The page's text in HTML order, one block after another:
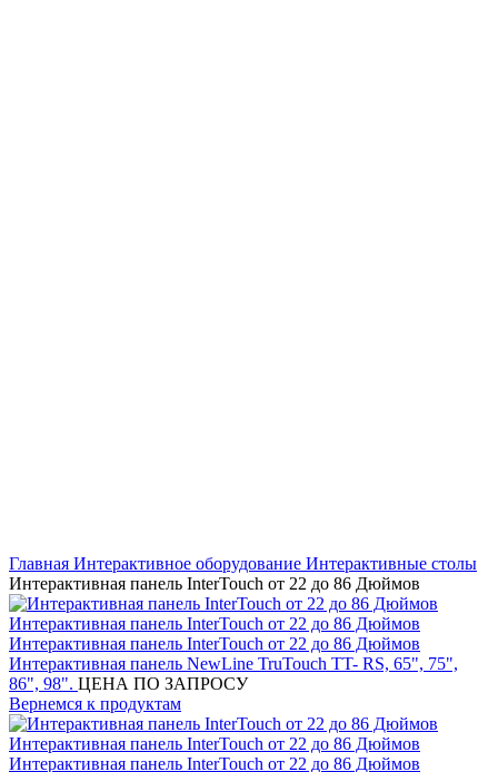
Главная Интерактивное оборудование Интерактивные столы
Интерактивная панель InterTouch от 22 до 86 Дюймов
Интерактивная панель NewLine TruTouch TT- RS, 65", 75",
86", 98". ЦЕНА ПО ЗАПРОСУ
Вернемся к продуктам